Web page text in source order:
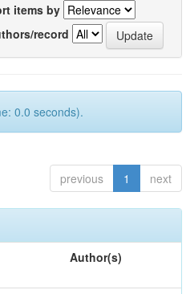
items by
record
0.0 seconds).
previous 1 next
Author(s)